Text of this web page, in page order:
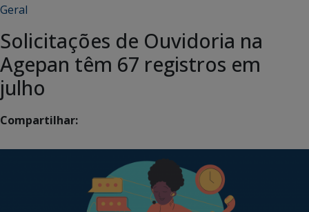
Geral
Solicitações de Ouvidoria na
Agepan têm 67 registros em
julho
Compartilhar: